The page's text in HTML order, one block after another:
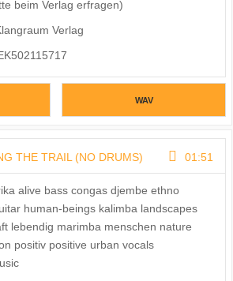
beim Verlag erfragen)
Verlag
WAV
THE TRAIL (NO DRUMS) 01:51
alive bass congas djembe ethno
human-beings kalimba landscapes
lebendig marimba menschen nature
positiv positive urban vocals